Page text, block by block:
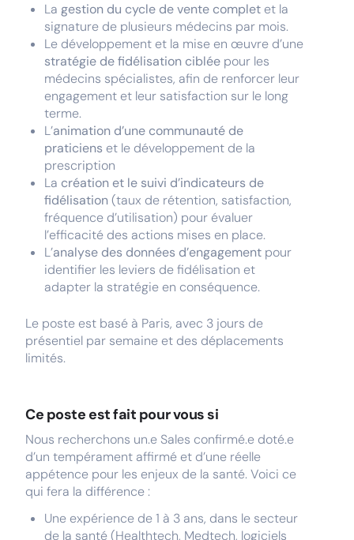
La gestion du cycle de vente complet et la
signature de plusieurs médecins par mois.
Le développement et la mise en œuvre d’une
stratégie de fidélisation ciblée pour les
médecins spécialistes, afin de renforcer leur
engagement et leur satisfaction sur le long
terme.
L’animation d’une communauté de
praticiens et le développement de la
prescription
La création et le suivi d’indicateurs de
fidélisation(taux de rétention, satisfaction,
fréquence d’utilisation) pour évaluer
l’efficacité des actions mises en place.
L’analyse des données d’engagement pour
identifier les leviers de fidélisation et
adapter la stratégie en conséquence.
Le poste est basé à Paris, avec 3 jours de
présentiel par semaine et des déplacements
limités.
Ce poste est fait pour vous si
Nous recherchons un.e Sales confirmé.e doté.e
d’un tempérament affirmé et d’une réelle
appétence pour les enjeux de la santé. Voici ce
qui fera la différence :
Une expérience de 1 à 3 ans, dans le secteur
de la santé (Healthtech, Medtech, logiciels